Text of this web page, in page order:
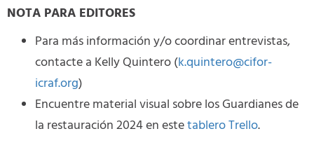
NOTA PARA EDITORES
Para más información y/o coordinar entrevistas,
contacte a Kelly Quintero (k.quintero@cifor-
icraf.org)
Encuentre material visual sobre los Guardianes de
la restauración 2024 en estetablero Trello.